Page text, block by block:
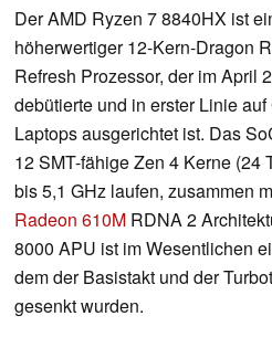
Forum
Der AMD Ryzen 7 8840HX ist
höherwertiger 12-Kern-Dragon
Refresh Prozessor, der im April
debütierte und in erster Linie auf
Laptops ausgerichtet ist. Das
12 SMT-fähige Zen 4 Kerne (24
bis 5,1 GHz laufen, zusammen
Radeon 610M RDNA 2
8000 APU ist im Wesentlichen
dem der Basistakt und der
gesenkt wurden.